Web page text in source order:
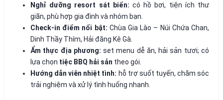
Nghỉ dưỡng resort sát biển: có hồ bơi, tiện ích thư
giãn, phù hợp gia đình và nhóm bạn.
Check-in điểm nổi bật: Chùa Gia Lào – Núi Chứa Chan,
Dinh Thầy Thím, Hải đăng Kê Gà.
Ẩm thực địa phương: set menu dễ ăn, hải sản tươi; có
lựa chọn tiệc BBQ hải sản theo gói.
Hướng dẫn viên nhiệt tình: hỗ trợ suốt tuyến, chăm sóc
trải nghiệm và xử lý tình huống nhanh.